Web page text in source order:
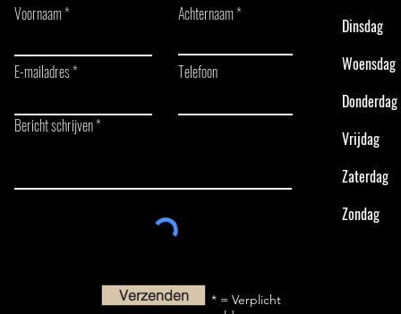
op het NK!
Nieuw!
augustus
Voornaam
E-mailadres
Achternaam
Telefoon
Bericht schrijven
Verzenden
* = Verplicht
Dinsdag
Woensdag
Donderdag
Vrijdag
Zaterdag
Zondag